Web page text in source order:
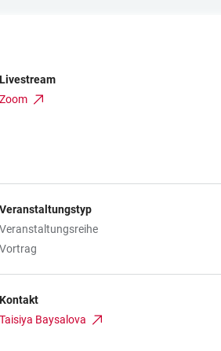
Livestream
Zoom
Veranstaltungstyp
Veranstaltungsreihe
Vortrag
Kontakt
Taisiya Baysalova